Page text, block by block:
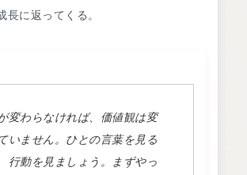
長に返ってくる。
変わらなければ、価値観は変
いません。ひとの言葉を見る
行動を見ましょう。まずやっ